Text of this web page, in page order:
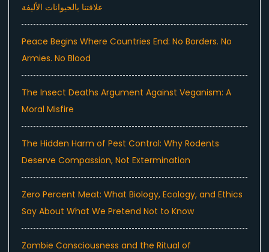
علاقتنا بالحيوانات الأليفة
Peace Begins Where Countries End: No Borders. No
Armies. No Blood
The Insect Deaths Argument Against Veganism: A
Moral Misfire
The Hidden Harm of Pest Control: Why Rodents
Deserve Compassion, Not Extermination
Zero Percent Meat: What Biology, Ecology, and Ethics
Say About What We Pretend Not to Know
Zombie Consciousness and the Ritual of